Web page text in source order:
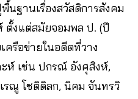
นฐานเรื่องสวัสดิการสังคม
ตั้งแต่สมัยจอมพล ป. (ปี
รือข่ายในอดีตที่วาง
ห์ เช่น ปกรณ์ อังศุสิงห์,
รณู โชติดิลก, นิคม จันทรวิ